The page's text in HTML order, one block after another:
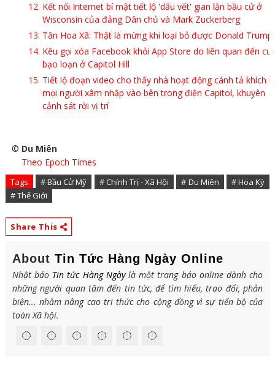
Kết nối Internet bí mật tiết lộ 'dấu vết' gian lận bầu cử ở
Wisconsin của đảng Dân chủ và Mark Zuckerberg
Tân Hoa Xã: Thật là mừng khi loại bỏ được Donald Trump
Kêu gọi xóa Facebook khỏi App Store do liên quan đến
bạo loạn ở Capitol Hill
Tiết lộ đoạn video cho thấy nhà hoạt động cánh tả khích lệ
mọi người xâm nhập vào bên trong điện Capitol, khuyên
cảnh sát rời vị trí
© Du Miên
Theo Epoch Times
Tags # Bầu Cử Mỹ # Chính Trị - Xã Hội # Du Miên
# Hoa Kỳ
# Thế Giới
Share This
About Tin Tức Hàng Ngày Online
Nhật báo Tin tức Hàng Ngàylà một trang báo online dành cho
những người quan tâm đến tin tức, để tìm hiểu, trao đổi, phản
biện... nhằm nâng cao tri thức cho cộng đồng vì sự tiến bộ của
toàn Xã hội.